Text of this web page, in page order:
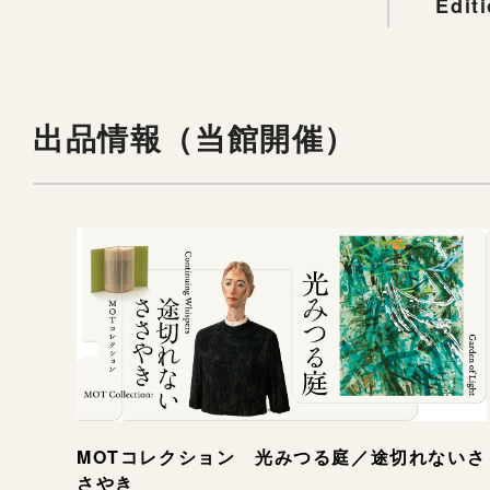
出品情報（当館開催）
MOTコレクション 光みつる庭／途切れないさ
さやき